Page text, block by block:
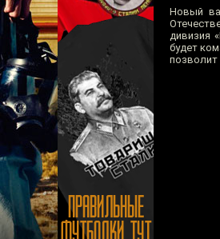
Новый
дивизия
будет
позволит